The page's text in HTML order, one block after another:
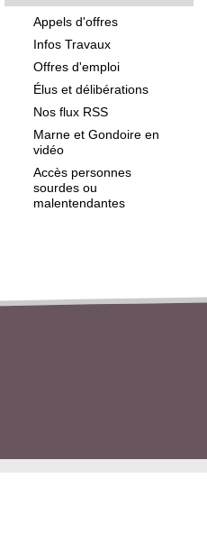
Appels d'offres
Infos Travaux
Offres d'emploi
Élus et délibérations
Nos flux RSS
Marne et Gondoire en
vidéo
Accès personnes
sourdes ou
malentendantes